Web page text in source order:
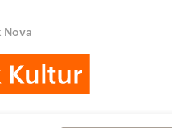
Nova